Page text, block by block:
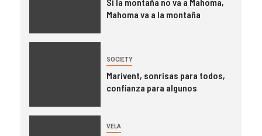
Mahoma va a la montaña
SOCIETY
Marivent, sonrisas para todos,
confianza para algunos
VELA